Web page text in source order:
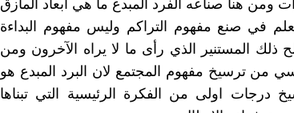
هنا صناعه الفرد المبدع ما هي أبعاد المأزق
في صنع مفهوم التراكم وليس مفهوم البداءة
المستنير الذي رأى ما لا يراه الآخرون ومن
من ترسيخ مفهوم المجتمع لان البرد المبدع هو
درجات اولى من الفكرة الرئيسية التي تبناها